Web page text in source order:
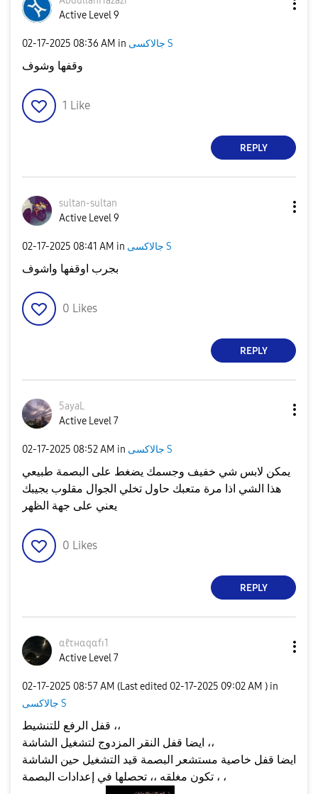
Active Level 9
‎02-17-2025 08:36 AM in جالاكسى S
وقفها وشوف
1 Like
REPLY
sultan-sultan
Active Level 9
‎02-17-2025 08:41 AM in جالاكسى S
بجرب اوقفها واشوف
0 Likes
REPLY
5ayaL
Active Level 7
‎02-17-2025 08:52 AM in جالاكسى S
يمكن لابس شي خفيف وجسمك يضغط على البصمة طبيعي
هذا الشي اذا مرة متعبك حاول تخلي الجوال مقلوب بجيبك
يعني على جهة الظهر
0 Likes
REPLY
αℓτнαqαfɪ1
Active Level 7
‎02-17-2025 08:57 AM (Last edited ‎02-17-2025 09:02 AM ) in
جالاكسى S
قفل الرفع للتنشيط ،،
ايضا قفل النقر المزدوج لتشغيل الشاشة ،،
ايضا قفل خاصية مستشعر البصمة قيد التشغيل حين الشاشة
تكون مغلقه ،، تحصلها في إعدادات البصمة ، ،